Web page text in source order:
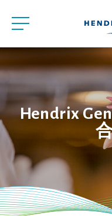
Hendrix